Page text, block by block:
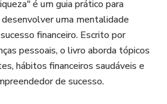
é um guia prático para
uma mentalidade
financeiro. Escrito por
pessoais, o livro aborda tópicos
hábitos financeiros saudáveis e
de sucesso.